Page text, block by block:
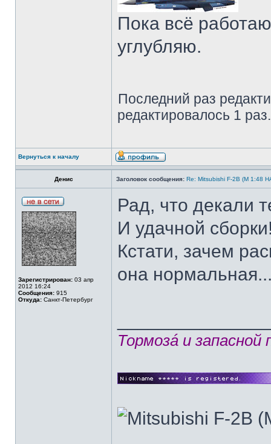
Пока всё
углубляю.
Последний раз
редактировалось 1 раз.
Вернуться к началу
Денис Заголовок сообщения: Re: Mitsubishi F-2B (M 1:48
Зарегистрирован: 03 апр
2012 16:24
Сообщения: 915
Откуда: Санкт-Петербург
Рад, что декали
И удачной
Кстати, зачем
она
Тормозá и